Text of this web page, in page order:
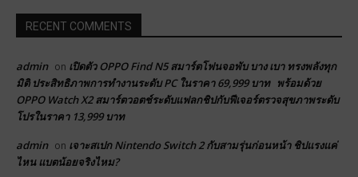
RECENT COMMENTS
admin on เปิดตัว OPPO Find N5 สมาร์ตโฟนจอพับ บาง เบา ทรงพลังทุก
มิติ ประสิทธิภาพการทำงานระดับ PC ในราคา 69,999 บาท พร้อมด้วย
OPPO Watch X2 สมาร์ตวอตช์ระดับแฟลกชิปกับฟีเจอร์ตรวจสุขภาพระดับ
โปรในราคา 13,999 บาท
admin on เจาะสเปก Nintendo Switch 2 กับสามรุ่นก่อนหน้า ชิปแรงแค่
ไหน แบตน้อยจริงไหม?